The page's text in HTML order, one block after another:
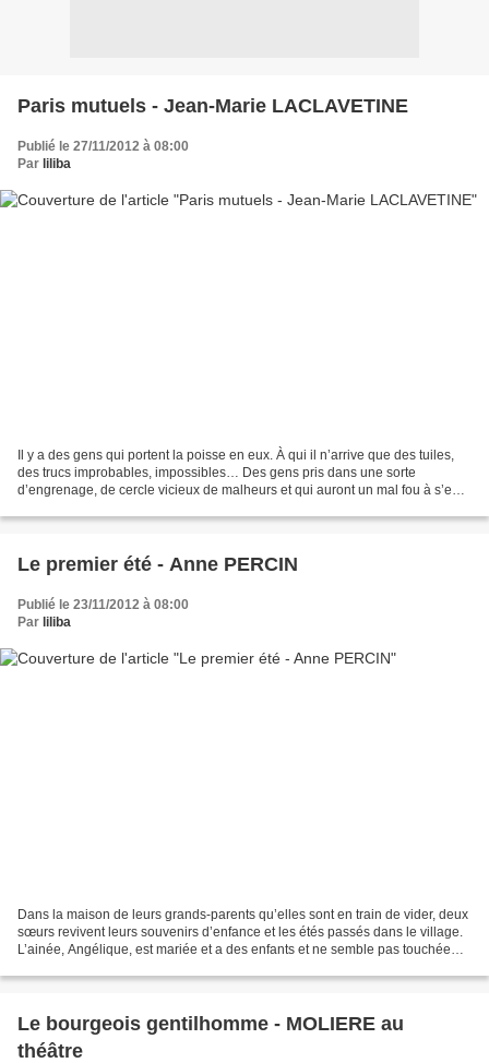
Paris mutuels - Jean-Marie LACLAVETINE
Publié le 27/11/2012 à 08:00
Par liliba
Il y a des gens qui portent la poisse en eux. À qui il n’arrive que des tuiles,
des trucs improbables, impossibles… Des gens pris dans une sorte
d’engrenage, de cercle vicieux de malheurs et qui auront un mal fou à s’en
Le premier été - Anne PERCIN
Publié le 23/11/2012 à 08:00
Par liliba
Dans la maison de leurs grands-parents qu’elles sont en train de vider, deux
sœurs revivent leurs souvenirs d’enfance et les étés passés dans le village.
L’ainée, Angélique, est mariée et a des enfants et ne semble pas touchée
Le bourgeois gentilhomme - MOLIERE au
théâtre